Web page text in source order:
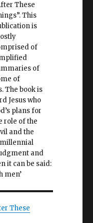
These
This
is
of
of
of
The book is
Jesus who
plans for
role of the
and the
and
it can be said:
men’
These